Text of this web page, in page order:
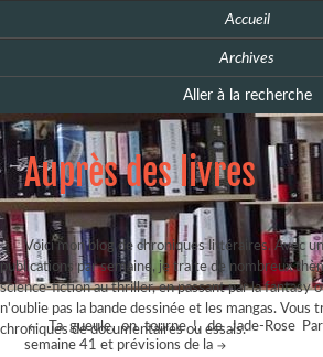
Accueil
Archives
Aller à la recherche
Auprès des livres
Voici mon blog de chroniques littéraires. Avec
publications par semaine, je traite de nombreux
science-fiction au thriller, en passant par la fantasy
n'oublie pas la bande dessinée et les mangas. Vous
chroniques de documentaires ou essais.
Ta gueule, on tourne !, de Jade-Rose
semaine 41 et prévisions de la